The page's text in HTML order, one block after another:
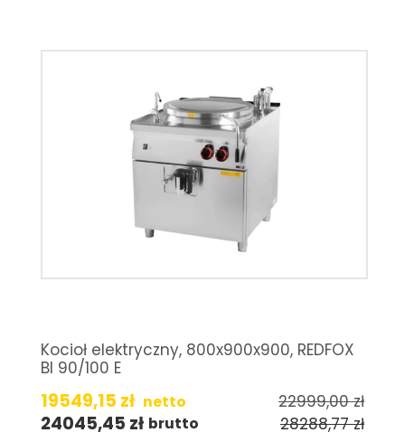
Kocioł elektryczny, 800x900x900, REDFOX
BI 90/100 E
19549,15 zł netto 22999,00zł
24045,45 zł brutto 28288,77zł